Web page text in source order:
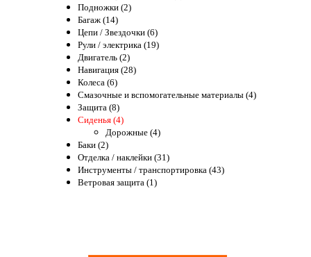
Подножки (2)
Багаж (14)
Цепи / Звездочки (6)
Рули / электрика (19)
Двигатель (2)
Навигация (28)
Колеса (6)
Смазочные и вспомогательные материалы (4)
Защита (8)
Сиденья (4)
Дорожные (4)
Баки (2)
Отделка / наклейки (31)
Инструменты / транспортировка (43)
Ветровая защита (1)